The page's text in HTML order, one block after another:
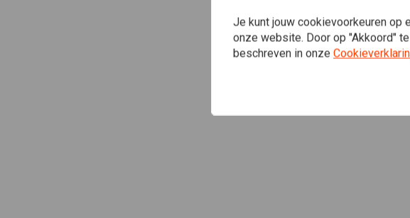
Je kunt jouw cookievoorkeuren op
onze website. Door op "Akkoord"
beschreven in onze